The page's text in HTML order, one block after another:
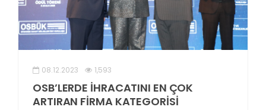
08.12.2023 1,593
OSB’LERDE İHRACATINI EN ÇOK
ARTIRAN FİRMA KATEGORİSİ